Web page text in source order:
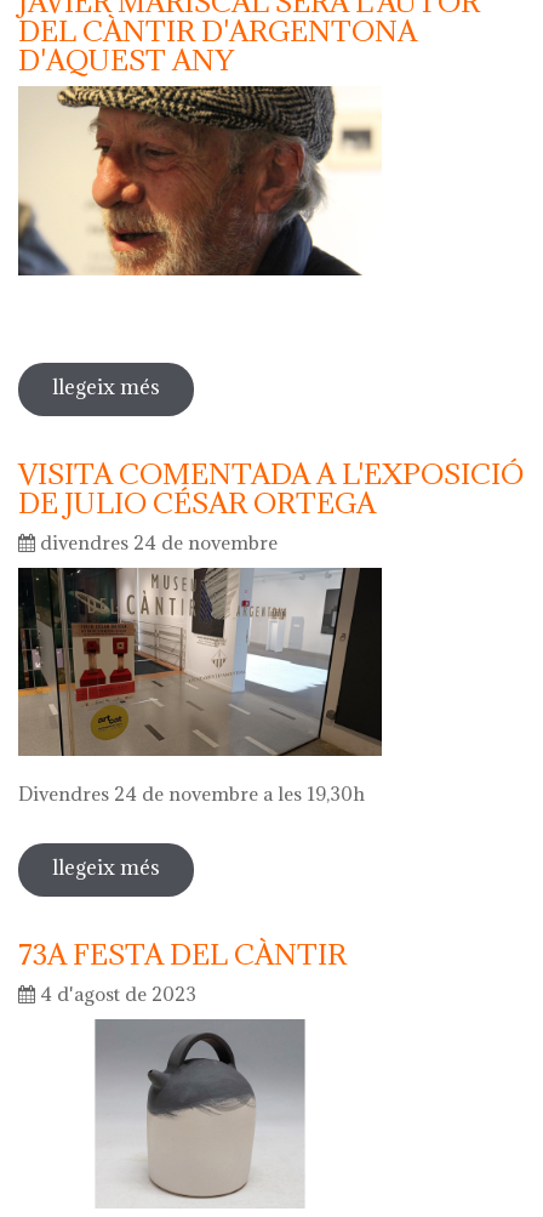
DEL CÀNTIR D'ARGENTONA
D'AQUEST ANY
llegeix més sobre javier mariscal serà l'autor del
càntir d'argentona d'aquest any
VISITA COMENTADA A L'EXPOSICIÓ
DE JULIO CÉSAR ORTEGA
divendres 24 de novembre
Divendres 24 de novembre a les 19,30h
llegeix més sobre visita comentada a l'exposició
de julio césar ortega
73A FESTA DEL CÀNTIR
4 d'agost de 2023